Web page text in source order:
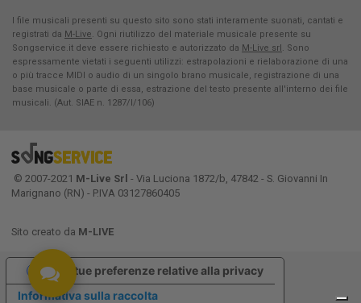
I file musicali presenti su questo sito sono stati interamente suonati, cantati e
registrati da M-Live. Ogni riutilizzo del materiale musicale presente su
Songservice.it deve essere richiesto e autorizzato da M-Live srl . Sono
espressamente vietati i seguenti utilizzi: estrapolazioni e rielaborazione di una
o più tracce MIDI o audio di un singolo brano musicale, registrazione di una
base musicale o parte di essa, estrazione del testo presente all'interno dei file
musicali. (Aut. SIAE n. 1287/I/106)
© 2007-2021 M-Live Srl - Via Luciona 1872/b, 47842 - S. Giovanni In
Marignano (RN) - P.IVA 03127860405
Sito creato da M-LIVE
Informativa sulla raccolta
Le tue preferenze relative alla privacy